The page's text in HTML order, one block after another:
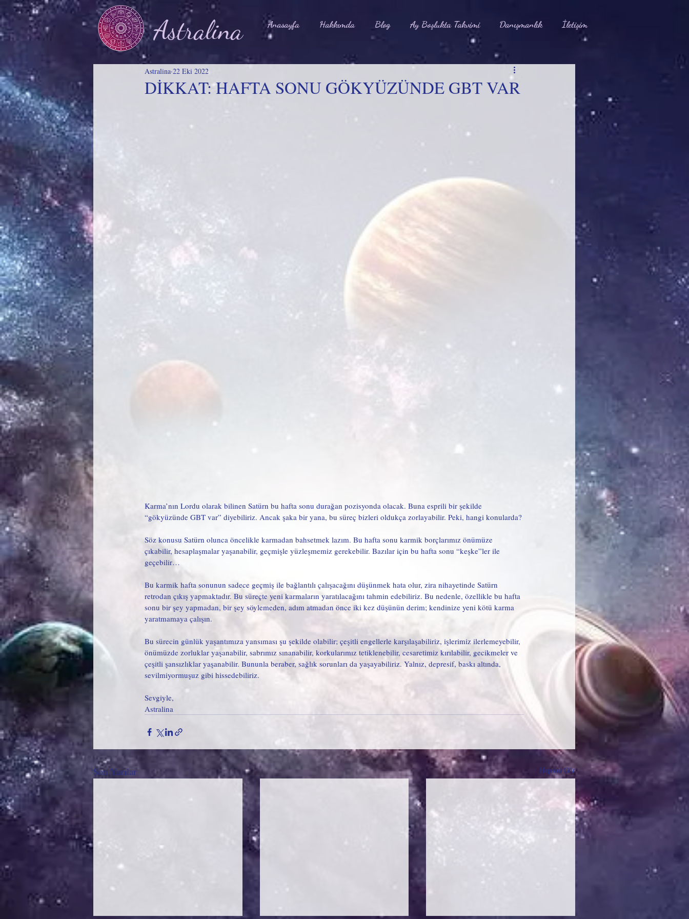
Astralina Anasayfa Hakkımda Blog Ay Boşlukta Takvimi Danışmanlık İletişim
DİKKAT: HAFTA SONU GÖKYÜZÜNDE GBT VAR
Astralina 22 Eki 2022
Karma’nın Lordu olarak bilinen Satürn bu hafta sonu durağan pozisyonda olacak. Buna esprili bir şekilde
“gökyüzünde GBT var” diyebiliriz. Ancak şaka bir yana, bu süreç bizleri oldukça zorlayabilir. Peki, hangi konularda?
Söz konusu Satürn olunca öncelikle karmadan bahsetmek lazım. Bu hafta sonu karmik borçlarımız önümüze
çıkabilir, hesaplaşmalar yaşanabilir, geçmişle yüzleşmemiz gerekebilir. Bazılar için bu hafta sonu “keşke”ler ile
geçebilir…
Bu karmik hafta sonunun sadece geçmiş ile bağlantılı çalışacağını düşünmek hata olur, zira nihayetinde Satürn
retrodan çıkış yapmaktadır. Bu süreçte yeni karmaların yaratılacağını tahmin edebiliriz. Bu nedenle, özellikle bu hafta
sonu bir şey yapmadan, bir şey söylemeden, adım atmadan önce iki kez düşünün derim; kendinize yeni kötü karma
yaratmamaya çalışın.
Bu sürecin günlük yaşantımıza yansıması şu şekilde olabilir; çeşitli engellerle karşılaşabiliriz, işlerimiz ilerlemeyebilir,
önümüzde zorluklar yaşanabilir, sabrımız sınanabilir, korkularımız tetiklenebilir, cesaretimiz kırılabilir, gecikmeler ve
çeşitli şansızlıklar yaşanabilir. Bununla beraber, sağlık sorunları da yaşayabiliriz. Yalnız, depresif, baskı altında,
sevilmiyormuşuz gibi hissedebiliriz.
Sevgiyle,
Astralina
Son Yazılar Hepsini Gör